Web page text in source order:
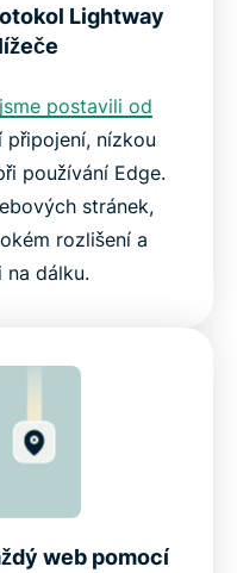
Lightway
postavili od
nízkou
používání Edge.
stránek,
rozlišení a
na dálku.
web pomocí